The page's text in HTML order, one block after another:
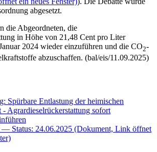
abgesetzt.
die Abgeordneten, die
in Höhe von 21,48 Cent pro Liter
2024 wieder einzuführen und die CO2-
abzuschaffen. (bal/eis/11.09.2025)
Spürbare Entlastung der heimischen
Agrardieselrückerstattung sofort
Status: 24.06.2025 (Dokument, Link öffnet